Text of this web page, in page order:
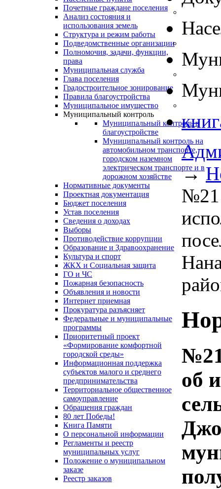
Почетные граждане поселения
Анализ состояния и
использования земель
Структура и режим работы
Подведомственные организации
Полномочия, задачи, функции,
права
Муниципальная служба
Глава поселения
Градостроительное зонирование
Правила благоустройства
Муниципальное имущество
Муниципальный контроль
Муниципальный контроль в
благоустройстве
Муниципальный контроль на
автомобильном транспорте,
городском наземном
электрическом транспорте и в
дорожном хозяйстве
Нормативные документы
Проектная документация
Бюджет поселения
Устав поселения
Сведения о доходах
Выборы
Противодействие коррупции
Образование и Здравоохранение
Культура и спорт
ЖКХ и Социальная защита
ГО и ЧС
Пожарная безопасность
Объявления и новости
Интернет приемная
Прокуратура разъясняет
Федеральные и муниципальные
программы
Приоритетный проект
«Формирование комфортной
городской среды»
Информационная поддержка
субъектов малого и среднего
предпринимательства
Территориальное общественное
самоуправление
Обращения граждан
80 лет Победы!
Книга Памяти
О персональной информации
Регламенты и реестр
муниципальных услуг
Положение о муниципальном
заказе
Реестр заказов
→
№21
об